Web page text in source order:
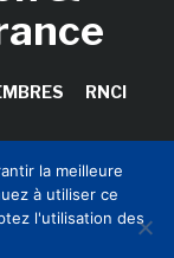
RNCI
CLIC France /
la meilleure
à utiliser ce
l'utilisation des